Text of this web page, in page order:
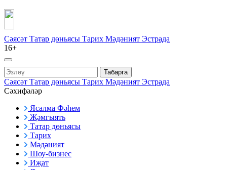
Сәясәт Татар дөньясы Тарих Мәдәният Эстрада
16+
Табарга
Сәясәт Татар дөньясы Тарих Мәдәният Эстрада
Сәхифәләр
Ясалма Фәһем
Җәмгыять
Татар дөньясы
Тарих
Мәдәният
Шоу-бизнес
Иҗат